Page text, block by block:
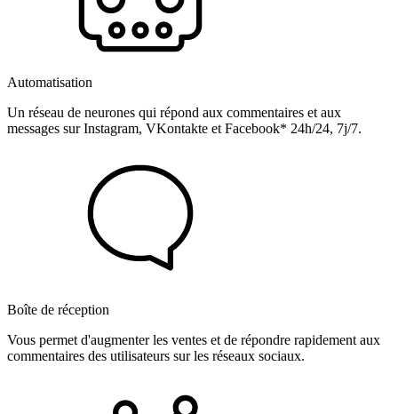
Automatisation
Un réseau de neurones qui répond aux commentaires et aux
messages sur Instagram, VKontakte et Facebook* 24h/24, 7j/7.
Boîte de réception
Vous permet d'augmenter les ventes et de répondre rapidement aux
commentaires des utilisateurs sur les réseaux sociaux.